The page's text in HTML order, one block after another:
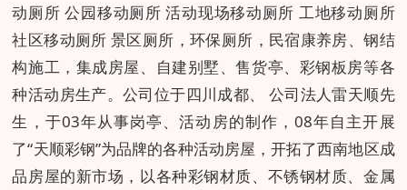
动厕所 公园移动厕所 活动现场移动厕所 工地移动厕所
社区移动厕所 景区厕所，环保厕所，民宿康养房、钢结
构施工，集成房屋、自建别墅、售货亭、彩钢板房等各
种活动房生产。公司位于四川成都、
公司法人雷天顺先
生，于03年从事岗亭、活动房的制作，08年自主开展
了“天顺彩钢”为品牌的各种活动房屋，开拓了西南地区成
品房屋的新市场，以各种彩钢材质、不锈钢材质、金属